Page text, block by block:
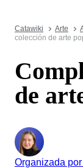
Catawiki Arte
colección de arte
de
Organizada por